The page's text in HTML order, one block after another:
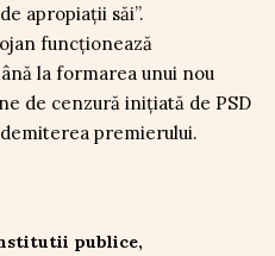
apropiații săi”.
funcționează
la formarea unui nou
de cenzură inițiată de PSD
premierului.
publice